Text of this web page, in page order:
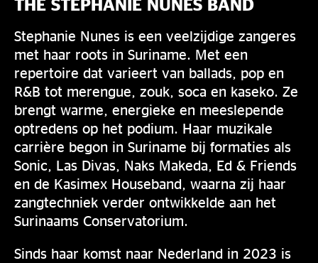
THE STEPHANIE NUNES BAND
Stephanie Nunes is een veelzijdige zangeres
met haar roots in Suriname. Met een
repertoire dat varieert van ballads, pop en
R&B tot merengue, zouk, soca en kaseko. Ze
brengt warme, energieke en meeslepende
optredens op het podium. Haar muzikale
carrière begon in Suriname bij formaties als
Sonic, Las Divas, Naks Makeda, Ed & Friends
en de Kasimex Houseband, waarna zij haar
zangtechniek verder ontwikkelde aan het
Surinaams Conservatorium.
Sinds haar komst naar Nederland in 2023 is